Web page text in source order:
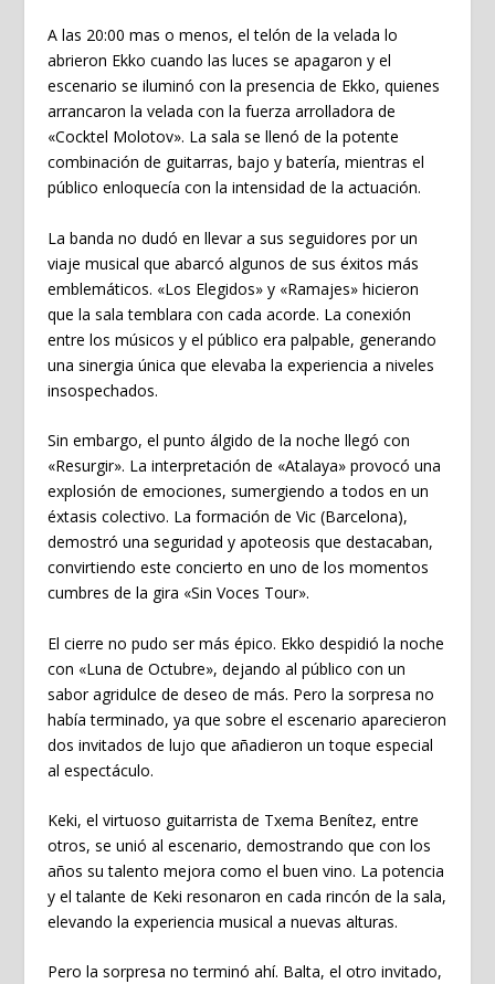
A las 20:00 mas o menos, el telón de la velada lo
abrieron Ekko cuando las luces se apagaron y el
escenario se iluminó con la presencia de Ekko, quienes
arrancaron la velada con la fuerza arrolladora de
«Cocktel Molotov». La sala se llenó de la potente
combinación de guitarras, bajo y batería, mientras el
público enloquecía con la intensidad de la actuación.
La banda no dudó en llevar a sus seguidores por un
viaje musical que abarcó algunos de sus éxitos más
emblemáticos. «Los Elegidos» y «Ramajes» hicieron
que la sala temblara con cada acorde. La conexión
entre los músicos y el público era palpable, generando
una sinergia única que elevaba la experiencia a niveles
insospechados.
Sin embargo, el punto álgido de la noche llegó con
«Resurgir». La interpretación de «Atalaya» provocó una
explosión de emociones, sumergiendo a todos en un
éxtasis colectivo. La formación de Vic (Barcelona),
demostró una seguridad y apoteosis que destacaban,
convirtiendo este concierto en uno de los momentos
cumbres de la gira «Sin Voces Tour».
El cierre no pudo ser más épico. Ekko despidió la noche
con «Luna de Octubre», dejando al público con un
sabor agridulce de deseo de más. Pero la sorpresa no
había terminado, ya que sobre el escenario aparecieron
dos invitados de lujo que añadieron un toque especial
al espectáculo.
Keki, el virtuoso guitarrista de Txema Benítez, entre
otros, se unió al escenario, demostrando que con los
años su talento mejora como el buen vino. La potencia
y el talante de Keki resonaron en cada rincón de la sala,
elevando la experiencia musical a nuevas alturas.
Pero la sorpresa no terminó ahí. Balta, el otro invitado,